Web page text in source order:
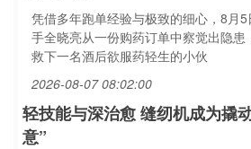
凭借多年跑单经验与极致的细心，8月5
手全晓亮从一份购药订单中察觉出隐患
救下一名酒后欲服药轻生的小伙
2026-08-07 08:02:00
轻技能与深治愈 缝纫机成为撬
意”